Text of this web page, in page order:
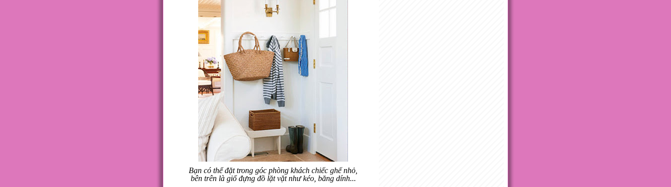
Bạn có thể đặt trong góc phòng khách chiếc ghế nhỏ,
bên trên là giổ đựng đồ lặt vặt như kéo, băng dính...